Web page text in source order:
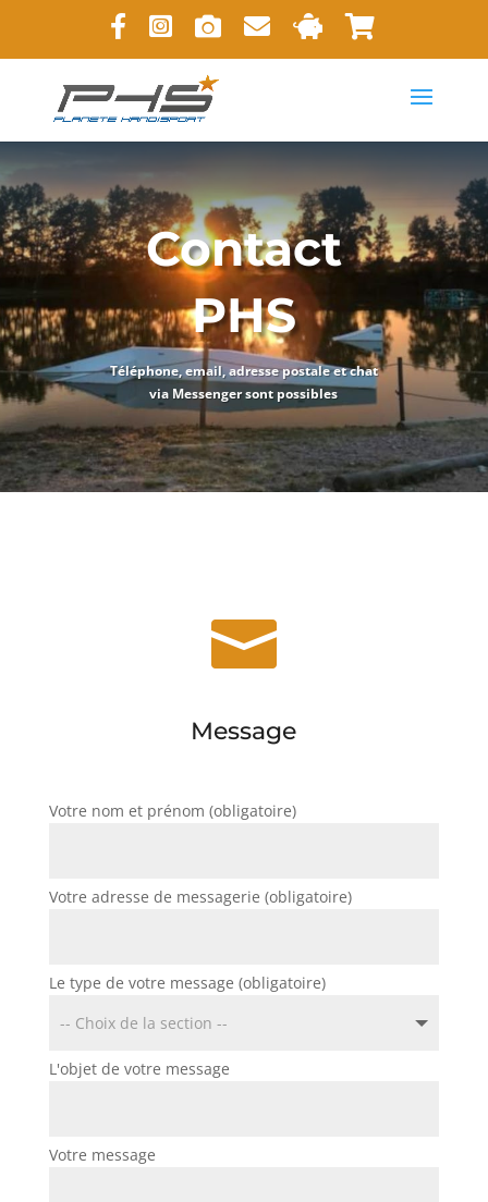
Contact
PHS
Téléphone, email, adresse postale et chat
via Messenger sont possibles

Message
Votre nom et prénom (obligatoire)
Votre adresse de messagerie (obligatoire)
Le type de votre message (obligatoire)
L'objet de votre message
Votre message